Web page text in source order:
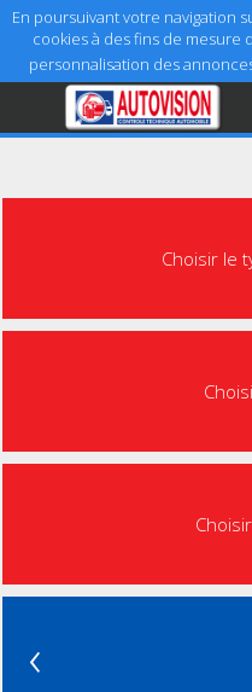
En poursuivant votre navigation
cookies à des fins de mesure
personnalisation des
Accueil
Aide
Choisir le
‹